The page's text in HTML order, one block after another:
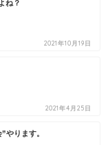
ね？
2021年10月19日
2021年4月25日
やります。